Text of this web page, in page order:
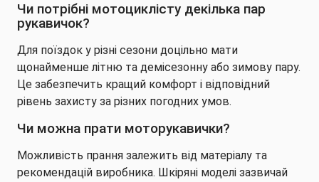
Чи потрібні мотоциклісту декілька пар
рукавичок?
Для поїздок у різні сезони доцільно мати
щонайменше літню та демісезонну або зимову пару.
Це забезпечить кращий комфорт і відповідний
рівень захисту за різних погодних умов.
Чи можна прати моторукавички?
Можливість прання залежить від матеріалу та
рекомендацій виробника. Шкіряні моделі зазвичай